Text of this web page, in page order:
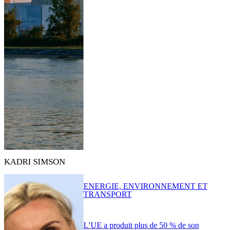
KADRI SIMSON
L’UE a produit plus de 50 % de son
ENERGIE, ENVIRONNEMENT ET
TRANSPORT